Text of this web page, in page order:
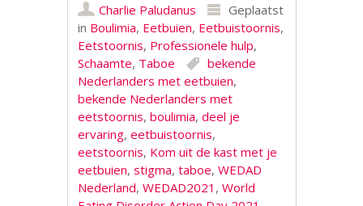
Charlie Paludanus
Geplaatst
in Boulimia, Eetbuien, Eetbuistoornis,
Eetstoornis, Professionele hulp,
Schaamte, Taboe
bekende
Nederlanders met eetbuien,
bekende Nederlanders met
eetstoornis,boulimia,deel je
ervaring,eetbuistoornis,
eetstoornis, Kom uit de kast met je
eetbuien,stigma,taboe,WEDAD
Nederland,WEDAD2021 ,World